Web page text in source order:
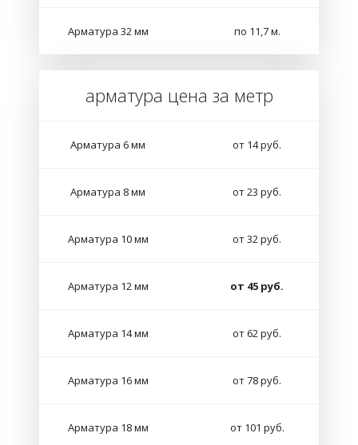
Арматура 32 мм по 11,7 м.
арматура цена за метр
Арматура 6 мм от 14 руб.
Арматура 8 мм от 23 руб.
Арматура 10 мм от 32 руб.
Арматура 12 мм от 45 руб.
Арматура 14 мм от 62 руб.
Арматура 16 мм от 78 руб.
Арматура 18 мм от 101 руб.